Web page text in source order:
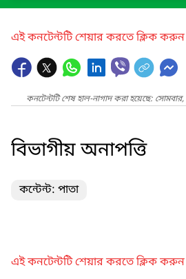
এই কনটেন্টটি শেয়ার করতে ক্লিক করুন
কনটেন্টটি শেষ হাল-নাগাদ করা হয়েছে:
বিভাগীয় অনাপত্তি
কন্টেন্ট: পাতা
এই কনটেন্টটি শেয়ার করতে ক্লিক করুন